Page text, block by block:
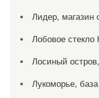
Лидер, магазин
Лобовое стекло
Лосиный
Лукоморье,